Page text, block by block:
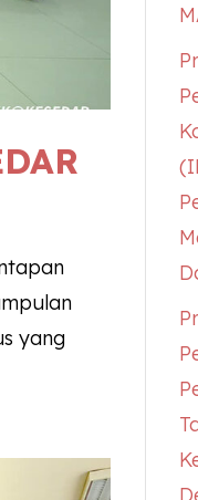
yang